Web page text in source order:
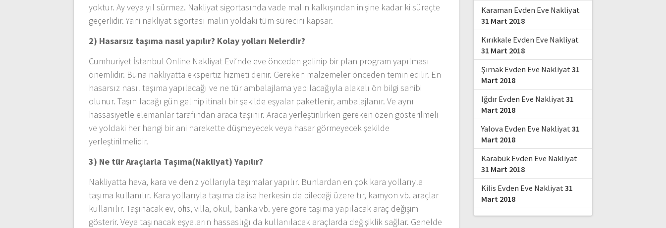
yoktur. Ay veya yıl sürmez. Nakliyat sigortasında vade malın kalkışından inişine kadar ki süreçte
geçerlidir. Yani nakliyat sigortası malın yoldaki tüm sürecini kapsar.
2) Hasarsız taşıma nasıl yapılır? Kolay yolları Nelerdir?
Cumhuriyet İstanbul Online Nakliyat Evi’nde eve önceden gelinip bir plan program yapılması
önemlidir. Buna nakliyatta ekspertiz hizmeti denir. Gereken malzemeler önceden temin edilir. En
hasarsız nasıl taşıma yapılacağı ve ne tür ambalajlama yapılacağıyla alakalı ön bilgi sahibi
olunur. Taşınılacağı gün gelinip itinalı bir şekilde eşyalar paketlenir, ambalajlanır. Ve aynı
hassasiyetle elemanlar tarafından araca taşınır. Araca yerleştirilirken gereken özen gösterilmeli
ve yoldaki her hangi bir ani harekette düşmeyecek veya hasar görmeyecek şekilde
yerleştirilmelidir.
3) Ne tür Araçlarla Taşıma(Nakliyat) Yapılır?
Nakliyatta hava, kara ve deniz yollarıyla taşımalar yapılır. Bunlardan en çok kara yollarıyla
taşıma kullanılır. Kara yollarıyla taşıma da ise herkesin de bileceği üzere tır, kamyon vb. araçlar
kullanılır. Taşınacak ev, ofis, villa, okul, banka vb. yere göre taşıma yapılacak araç değişim
gösterir. Veya taşınacak eşyaların hassaslığı da kullanılacak araçlarda değişiklik sağlar. Genelde
Karaman Evden Eve Nakliyat
31 Mart 2018
Kırıkkale Evden Eve Nakliyat
31 Mart 2018
Şırnak Evden Eve Nakliyat31
Mart 2018
Iğdır Evden Eve Nakliyat31
Mart 2018
Yalova Evden Eve Nakliyat31
Mart 2018
Karabük Evden Eve Nakliyat
31 Mart 2018
Kilis Evden Eve Nakliyat31
Mart 2018